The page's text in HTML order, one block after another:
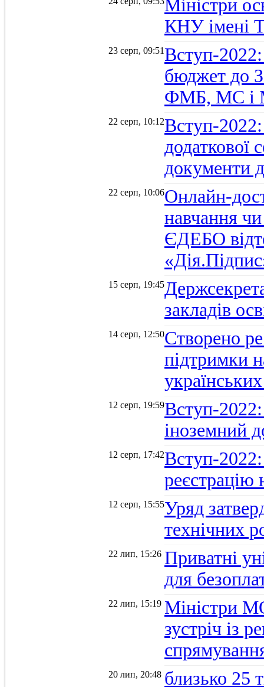
Міністри
КНУ імені
23 серп, 09:51 Вступ-
бюджет до
ФМБ, МС і
22 серп, 10:12Вступ-
додаткової
документи
22 серп, 10:06Онлайн-
навчання
ЄДЕБО
15 серп, 19:45
закладів
14 серп, 12:50Створено
підтримки
12 серп, 19:59Вступ-
іноземний
12 серп, 17:42Вступ-
12 серп, 15:55Уряд
технічних
22 лип, 15:26 Приватні
для
22 лип, 15:19 Міністри
зустріч із
20 лип, 20:48 близько 25